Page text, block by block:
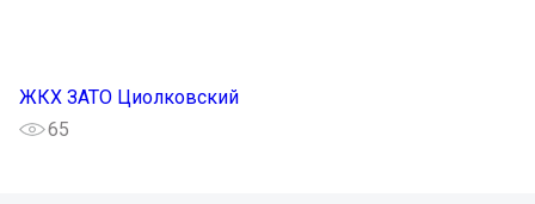
ЖКХ ЗАТО Циолковский
65